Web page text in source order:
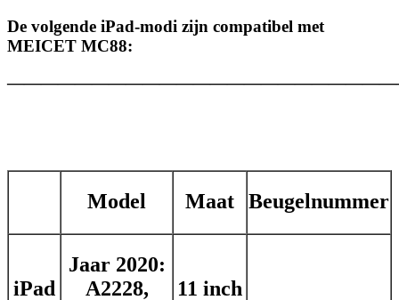
De volgende iPad-modi zijn compatibel met
MEICET MC88:
Model Maat Beugelnummer
iPad
Jaar 2020:
A2228,
11 inch